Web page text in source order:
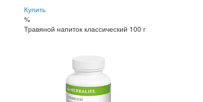
Купить
%
Травяной напиток классический 100 г